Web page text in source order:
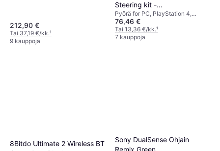
212,90 €
Tai 37,19 €/kk.¹
9 kauppoja
Steering kit -
(PC/PS4/PS5/XBox)
Pyörä for PC, PlayStation 4,
PlayStation 5
76,46 €
Tai 13,36 €/kk.¹
7 kauppoja
8Bitdo Ultimate 2 Wireless BT
Sony DualSense Ohjain
Remix Green